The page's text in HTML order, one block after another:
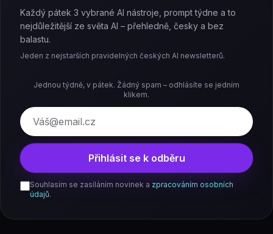
Každý pátek 3 vybrané AI nástroje, prompt týdne a to
nejdůležitější ze světa AI – přehledně, česky a bez
balastu.
Jeden z nejstarších pravidelných českých AI newsletterů.
Jednou týdně, v pátek. Žádný spam – odhlásíte se jedním
klikem.
E-mail
Přihlásit se k odběru
Souhlasím se zasíláním novinek a zpracováním osobních
údajů.